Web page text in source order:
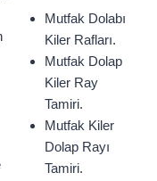
Mutfak Dolabı
Kiler Rafları.
Mutfak Dolap
Kiler Ray
Tamiri.
Mutfak Kiler
Dolap Rayı
Tamiri.